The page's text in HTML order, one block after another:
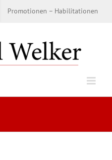
Promotionen – Habilitationen